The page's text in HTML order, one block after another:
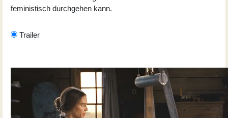
feministisch durchgehen kann.
Trailer